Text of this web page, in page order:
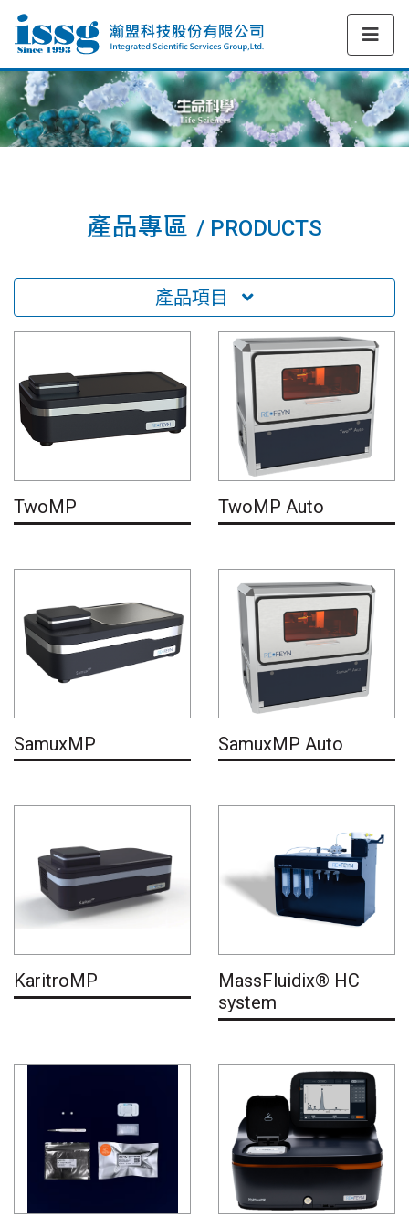
產品專區 / PRODUCTS
產品項目
TwoMP TwoMP Auto
SamuxMP SamuxMP Auto
KaritroMP
MassFluidix® HC
system